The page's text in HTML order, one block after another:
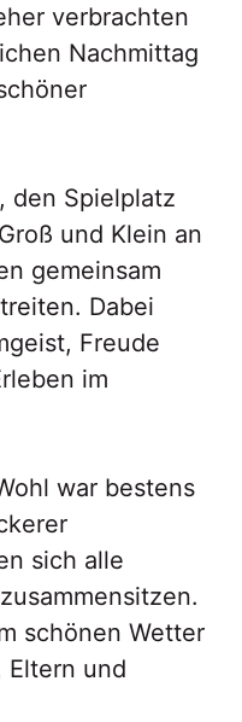
verbrachten
Nachmittag
den Spielplatz
und Klein an
gemeinsam
Dabei
Freude
im
war bestens
sich alle
schönen Wetter
Eltern und